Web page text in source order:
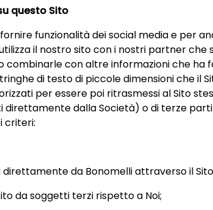
questo Sito
funzionalità dei social media e per
il nostro sito con i nostri partner che
combinarle con altre informazioni che ha
di testo di piccole dimensioni che il
per essere poi ritrasmessi al Sito
direttamente dalla Società) o di terze
criteri:
da Bonomelli attraverso il
da soggetti terzi rispetto a Noi;